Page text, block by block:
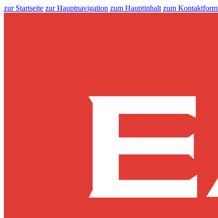
zur Startseite zur Hauptnavigation zum Hauptinhalt zum